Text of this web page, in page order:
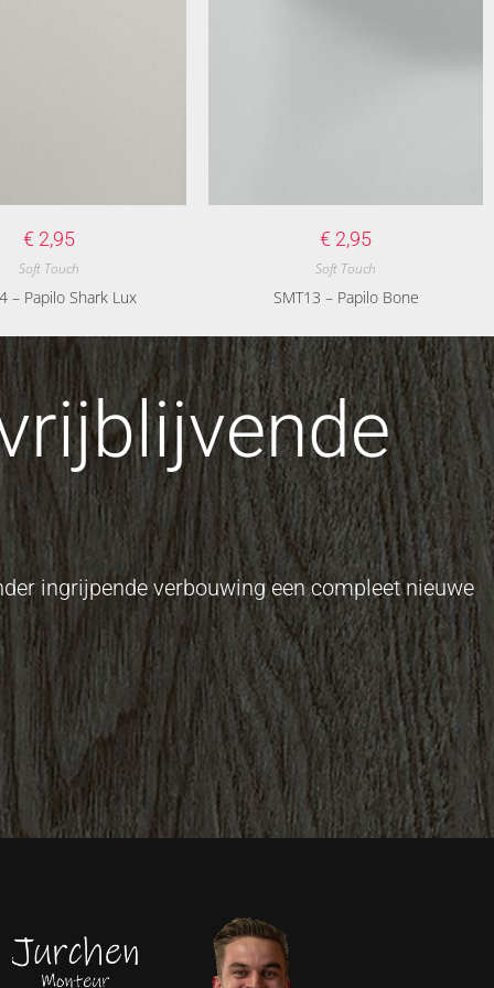
€ 2,95
Soft Touch
– Papilo Shark Lux
€ 2,95
Soft Touch
SMT13 – Papilo Bone
ingrijpende verbouwing een compleet nieuwe